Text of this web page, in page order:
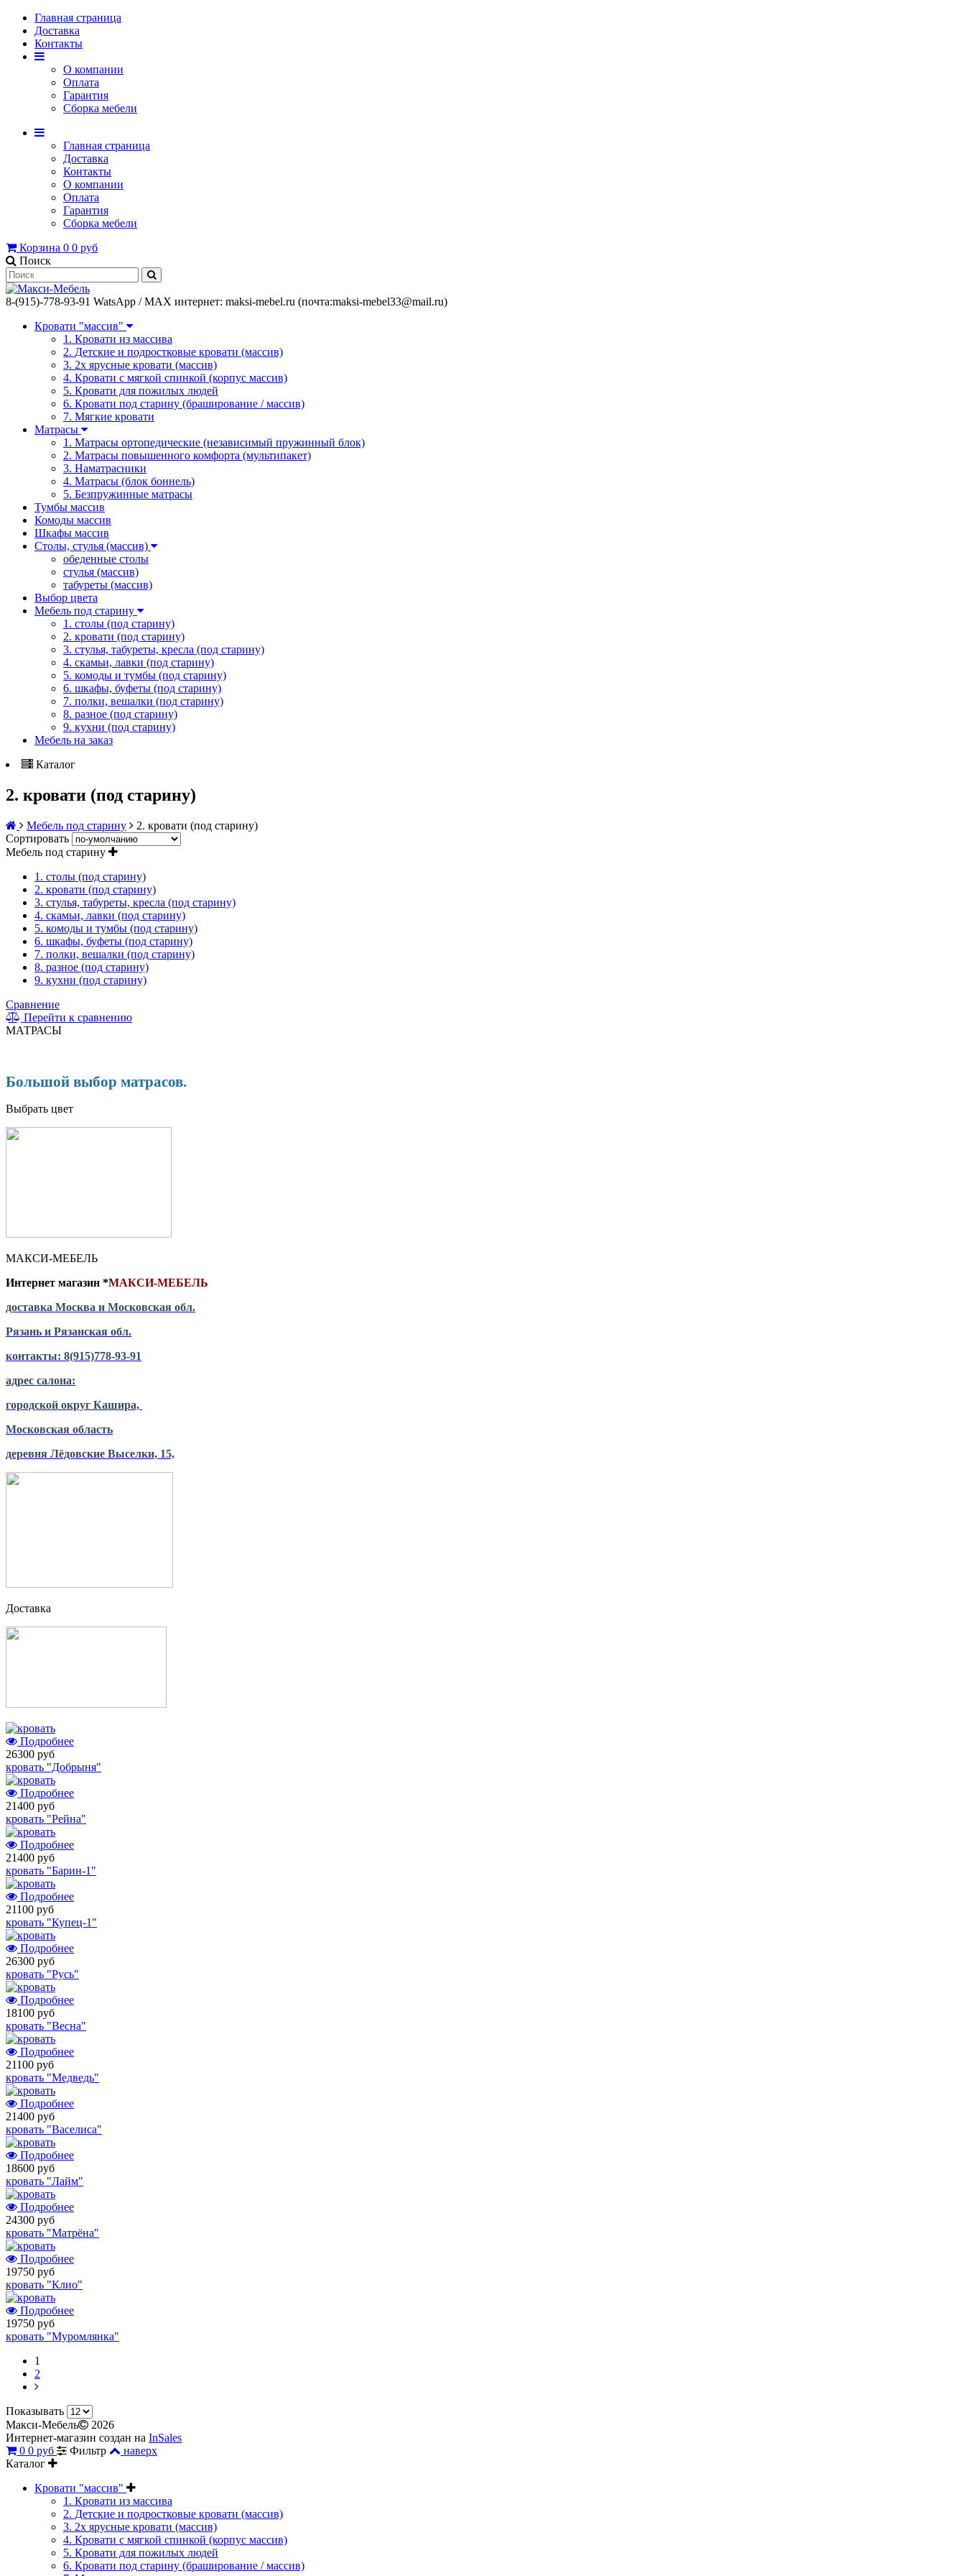
Главная страница
Доставка
Контакты
О компании
Оплата
Гарантия
Сборка мебели
Главная страница
Доставка
Контакты
О компании
Оплата
Гарантия
Сборка мебели
Корзина 0 0 руб
Поиск
8-(915)-778-93-91 WatsАpp / МАХ интернет: maksi-mebel.ru (почта:maksi-mebel33@mail.ru)
Кровати "массив"
1. Кровати из массива
2. Детские и подростковые кровати (массив)
3. 2х ярусные кровати (массив)
4. Кровати с мягкой спинкой (корпус массив)
5. Кровати для пожилых людей
6. Кровати под старину (браширование / массив)
7. Мягкие кровати
Матрасы
1. Матрасы ортопедические (независимый пружинный блок)
2. Матрасы повышенного комфорта (мультипакет)
3. Наматрасники
4. Матрасы (блок боннель)
5. Безпружинные матрасы
Тумбы массив
Комоды массив
Шкафы массив
Столы, стулья (массив)
обеденные столы
стулья (массив)
табуреты (массив)
Выбор цвета
Мебель под старину
1. столы (под старину)
2. кровати (под старину)
3. стулья, табуреты, кресла (под старину)
4. скамьи, лавки (под старину)
5. комоды и тумбы (под старину)
6. шкафы, буфеты (под старину)
7. полки, вешалки (под старину)
8. разное (под старину)
9. кухни (под старину)
Мебель на заказ
Каталог
2. кровати (под старину)
Мебель под старину
2. кровати (под старину)
Сортировать
Мебель под старину
1. столы (под старину)
2. кровати (под старину)
3. стулья, табуреты, кресла (под старину)
4. скамьи, лавки (под старину)
5. комоды и тумбы (под старину)
6. шкафы, буфеты (под старину)
7. полки, вешалки (под старину)
8. разное (под старину)
9. кухни (под старину)
Сравнение
Перейти к сравнению
МАТРАСЫ
Большой выбор матрасов.
Выбрать цвет
МАКСИ-МЕБЕЛЬ
Интернет магазин *МАКСИ-МЕБЕЛЬ
доставка Москва и Московская обл.
Рязань и Рязанская обл.
контакты: 8(915)778-93-91
адрес салона:
городской округ Кашира,
Московская область
деревня Лёдовские Выселки, 15,
Доставка
Подробнее
26300 руб
кровать "Добрыня"
Подробнее
21400 руб
кровать "Рейна"
Подробнее
21400 руб
кровать "Барин-1"
Подробнее
21100 руб
кровать "Купец-1"
Подробнее
26300 руб
кровать "Русь"
Подробнее
18100 руб
кровать "Весна"
Подробнее
21100 руб
кровать "Медведь"
Подробнее
21400 руб
кровать "Васелиса"
Подробнее
18600 руб
кровать "Лайм"
Подробнее
24300 руб
кровать "Матрёна"
Подробнее
19750 руб
кровать "Клио"
Подробнее
19750 руб
кровать "Муромлянка"
1
2
Показывать
Макси-Мебель
2026
Интернет-магазин создан на InSales
0 0 руб Фильтр
наверх
Каталог
Кровати "массив"
1. Кровати из массива
2. Детские и подростковые кровати (массив)
3. 2х ярусные кровати (массив)
4. Кровати с мягкой спинкой (корпус массив)
5. Кровати для пожилых людей
6. Кровати под старину (браширование / массив)